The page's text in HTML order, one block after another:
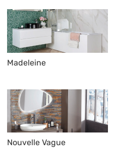
Madeleine
Nouvelle Vague